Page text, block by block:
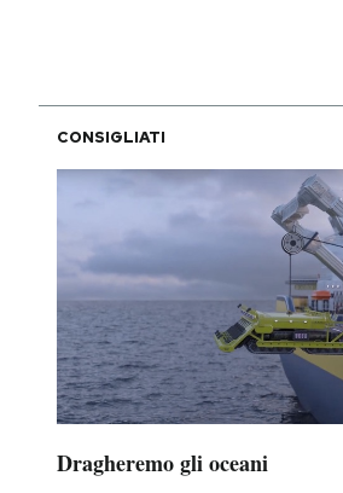
CONSIGLIATI
Dragheremo gli oceani